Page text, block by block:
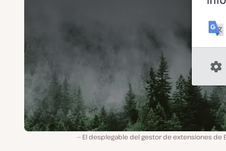
El desplegable del gestor de extensiones de